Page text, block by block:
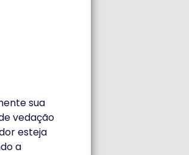
sua
vedação
esteja
a